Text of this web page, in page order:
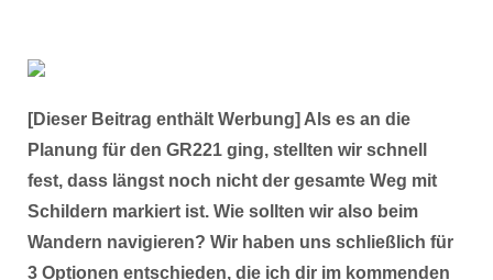
[Dieser Beitrag enthält Werbung] Als es an die
Planung für den GR221 ging, stellten wir schnell
fest, dass längst noch nicht der gesamte Weg mit
Schildern markiert ist. Wie sollten wir also beim
Wandern navigieren? Wir haben uns schließlich für
3 Optionen entschieden, die ich dir im kommenden